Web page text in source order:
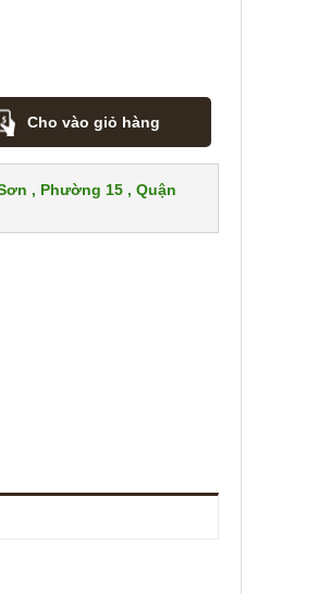
Cho vào giỏ hàng
, Phường 15 , Quận